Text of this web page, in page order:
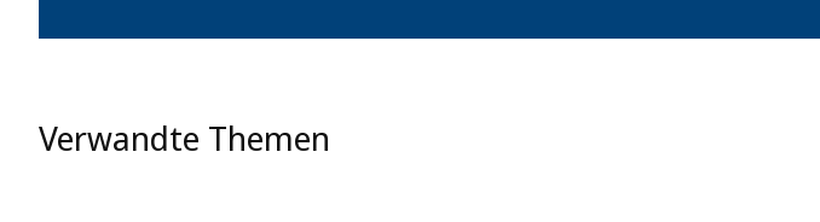
Verwandte Themen